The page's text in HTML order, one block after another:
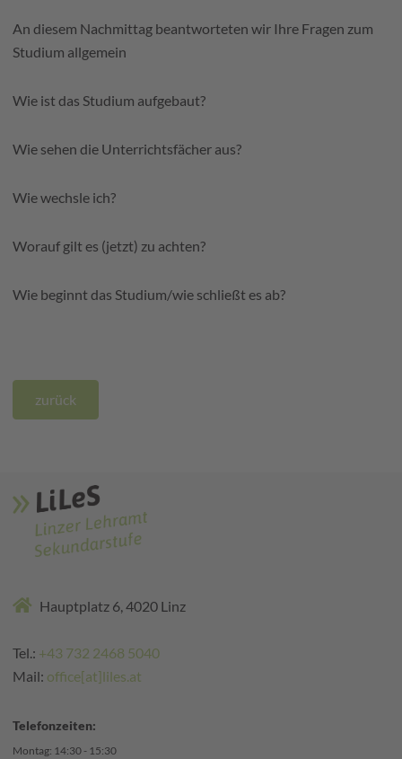
An diesem Nachmittag beantworteten wir Ihre Fragen zum
Studium allgemein
Wie ist das Studium aufgebaut?
Wie sehen die Unterrichtsfächer aus?
Wie wechsle ich?
Worauf gilt es (jetzt) zu achten?
Wie beginnt das Studium/wie schließt es ab?
zurück
Hauptplatz 6, 4020 Linz
Tel.: +43 732 2468 5040
Mail: office[at]liles.at
Telefonzeiten:
Montag: 14:30 - 15:30